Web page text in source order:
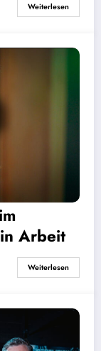
Weiterlesen
Arbeit
Weiterlesen